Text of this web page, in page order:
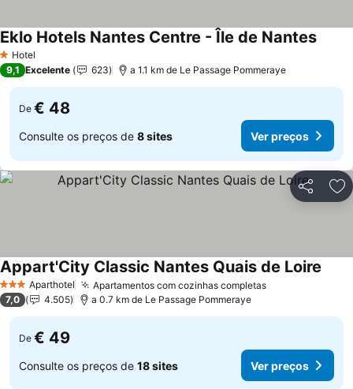
1 Estrelas
Hotel
Eklo Hotels Nantes Centre - Île de Nantes
9,1 Excelente 623 a 1.1 km de Le Passage Pommeraye
De € 48
Consulte os preços de 8 sites Ver preços
Partilhar
3 EstrelasAparthotel Apartamentos com cozinhas completas
Appart'City Classic Nantes Quais de Loire
7,0 4.505 a 0.7 km de Le Passage Pommeraye
De € 49
Consulte os preços de 18 sites Ver preços